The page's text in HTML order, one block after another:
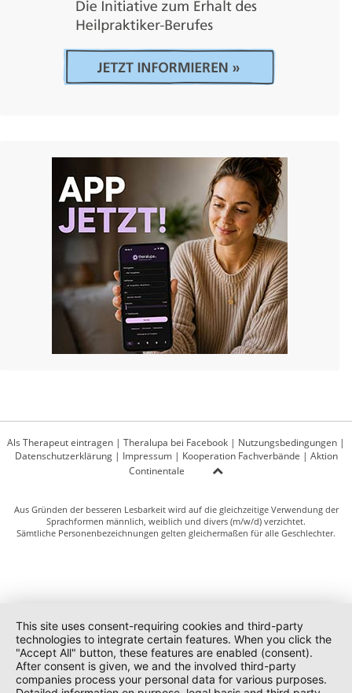
Als Therapeut eintragen | Theralupa bei Facebook | Nutzungsbedingungen |
Datenschutzerklärung| Impressum| Kooperation Fachverbände | Aktion
Continentale
Aus Gründen der besseren Lesbarkeit wird auf die gleichzeitige Verwendung der
Sprachformen männlich, weiblich und divers (m/w/d) verzichtet.
Sämtliche Personenbezeichnungen gelten gleichermaßen für alle Geschlechter.
This site uses consent-requiring cookies and third-party
technologies to integrate certain features. When you click the
"Accept All" button, these features are enabled (consent).
After consent is given, we and the involved third-party
companies process your personal data for various purposes.